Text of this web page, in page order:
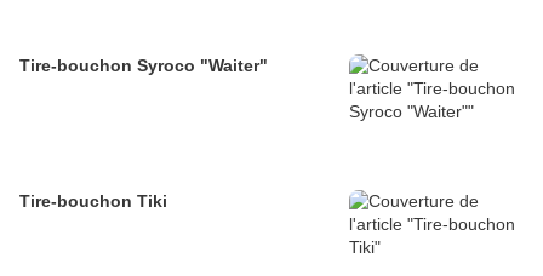
Tire-bouchon Syroco "Waiter"
Tire-bouchon Tiki